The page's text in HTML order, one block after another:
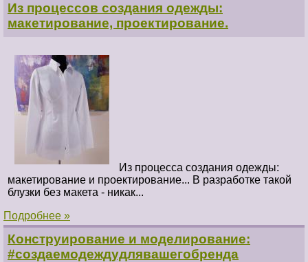
Из процессов создания одежды:
макетирование, проектирование.
Из процесса создания одежды:
макетирование и проектирование... В разработке такой
блузки без макета - никак...
Подробнее »
Конструирование и моделирование:
#создаемодеждудлявашегобренда